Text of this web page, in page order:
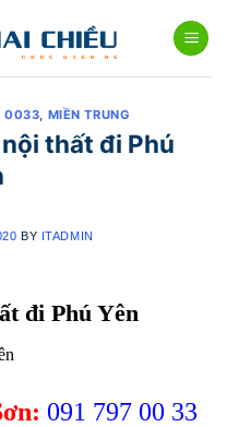
0033, MIỀN TRUNG
thất đi Phú
BY ITADMIN
đi Phú Yên
091 797 00 33